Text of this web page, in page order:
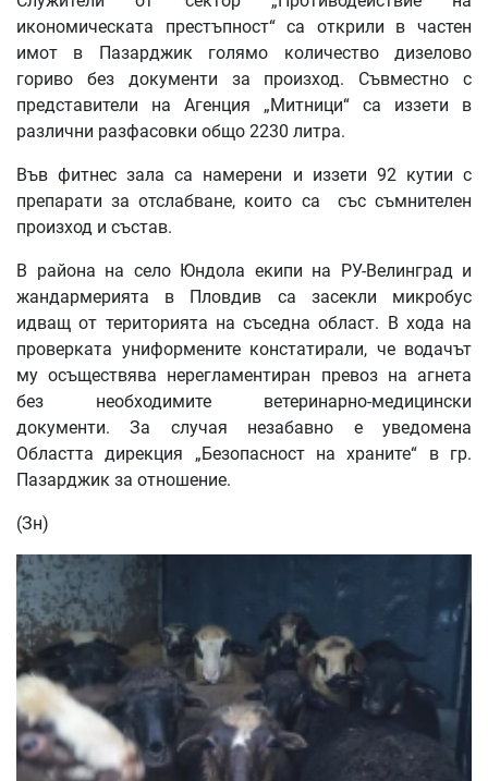
икономическата престъпност“ са открили в частен
имот в Пазарджик голямо количество дизелово
гориво без документи за произход. Съвместно с
представители на Агенция „Митници“ са иззети в
различни разфасовки общо 2230 литра.
Във фитнес зала са намерени и иззети 92 кутии с
препарати за отслабване, които са със съмнителен
произход и състав.
В района на село Юндола екипи на РУ-Велинград и
жандармерията в Пловдив са засекли микробус
идващ от територията на съседна област. В хода на
проверката униформените констатирали, че водачът
му осъществява нерегламентиран превоз на агнета
без необходимите ветеринарно-медицински
документи. За случая незабавно е уведомена
Областта дирекция „Безопасност на храните“ в гр.
Пазарджик за отношение.
(Зн)